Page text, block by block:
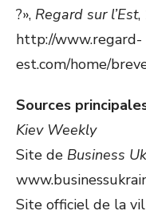
?», Regard sur l’Est,
http://www.regard-
est.com/home/
Sources
Kiev Weekly
Site de Business
Site officiel de la